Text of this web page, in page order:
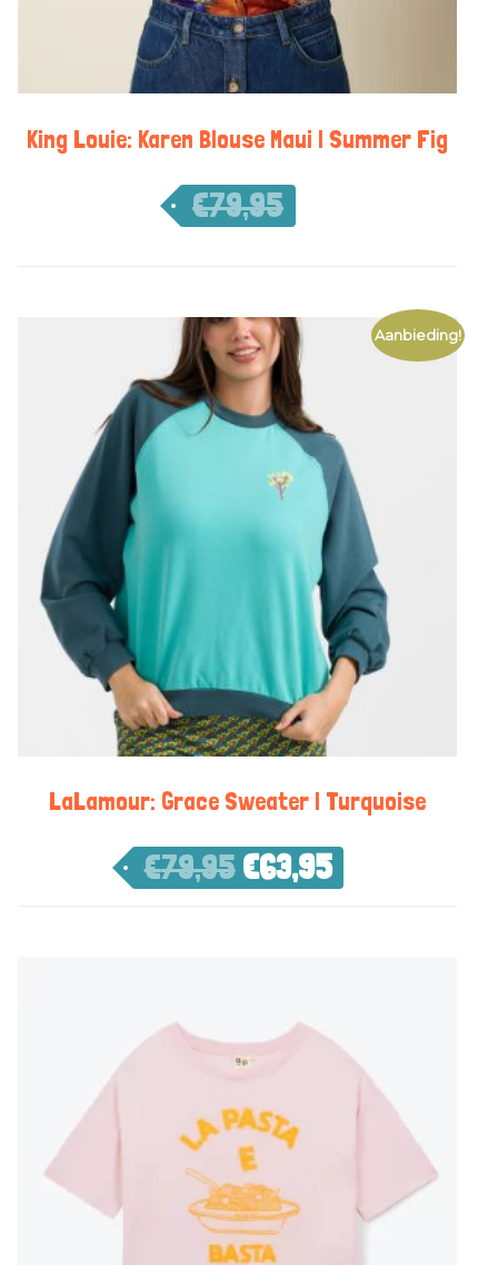
King Louie: Karen Blouse Maui | Summer Fig
€79,95
Aanbieding!
LaLamour: Grace Sweater | Turquoise
€79,95 €63,95